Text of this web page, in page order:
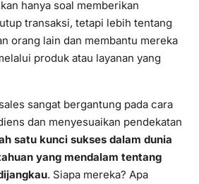
hanya soal memberikan
transaksi, tetapi lebih tentang
orang lain dan membantu mereka
produk atau layanan yang
sangat bergantung pada cara
dan menyesuaikan pendekatan
satu kunci sukses dalam dunia
yang mendalam tentang
. Siapa mereka? Apa